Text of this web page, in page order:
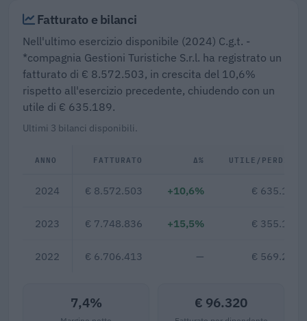
Fatturato e bilanci
Nell'ultimo esercizio disponibile (2024) C.g.t. -
*compagnia Gestioni Turistiche S.r.l. ha registrato un
fatturato di € 8.572.503, in crescita del 10,6%
rispetto all'esercizio precedente, chiudendo con un
utile di € 635.189.
Ultimi 3 bilanci disponibili.
ANNO FATTURATO Δ% UTILE/PERDITA
2024 € 8.572.503 +10,6% € 635.189
2023 € 7.748.836 +15,5% € 355.117
2022 € 6.706.413 — € 569.202
7,4% € 96.320